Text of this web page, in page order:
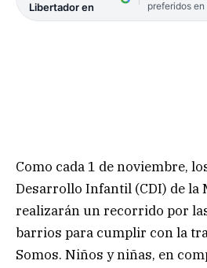
Libertador en
preferidos en
Como cada 1 de noviembre,
Desarrollo Infantil (CDI) de la
realizarán un recorrido por
barrios para cumplir con la
Somos. Niños y niñas, en